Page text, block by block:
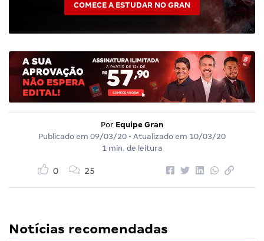
COMECE A ESTUDAR NO GRAN
Por Equipe Gran
Publicado em 09/03/20 • Atualizado em 10/03/20
1 min. de leitura
0 25
Notícias recomendadas